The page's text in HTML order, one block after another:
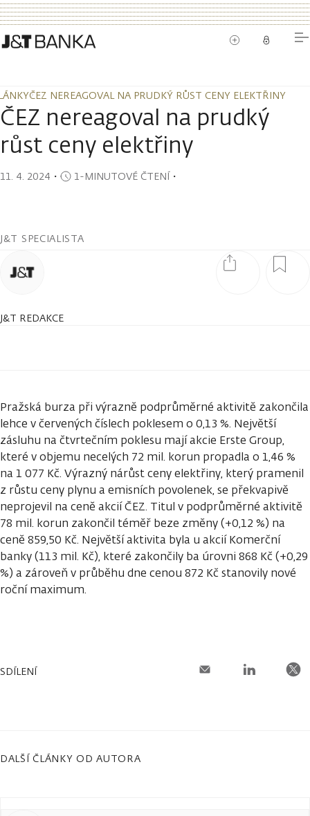
ČEZ NEREAGOVAL NA PRUDKÝ RŮST CENY ELEKTŘINY
ČEZ NEREAGOVAL NA PRUDKÝ RŮST CENY ELEKTŘINY
ČEZ nereagoval na prudký
růst ceny elektřiny
11. 4. 2024 ・ 1-MINUTOVÉ ČTENÍ・
J&T SPECIALISTA
J&T REDAKCE
Pražská burza při výrazně podprůměrné aktivitě zakončila
lehce v červených číslech poklesem o 0,13 %. Největší
zásluhu na čtvrtečním poklesu mají akcie Erste Group,
které v objemu necelých 72 mil. korun propadla o 1,46 %
na 1 077 Kč. Výrazný nárůst ceny elektřiny, který pramenil
z růstu ceny plynu a emisních povolenek, se překvapivě
neprojevil na ceně akcií ČEZ. Titul v podprůměrné aktivitě
78 mil. korun zakončil téměř beze změny (+0,12 %) na
ceně 859,50 Kč. Největší aktivita byla u akcií Komerční
banky (113 mil. Kč), které zakončily ba úrovni 868 Kč (+0,29
%) a zároveň v průběhu dne cenou 872 Kč stanovily nové
roční maximum.
SDÍLENÍ
DALŠÍ ČLÁNKY OD AUTORA